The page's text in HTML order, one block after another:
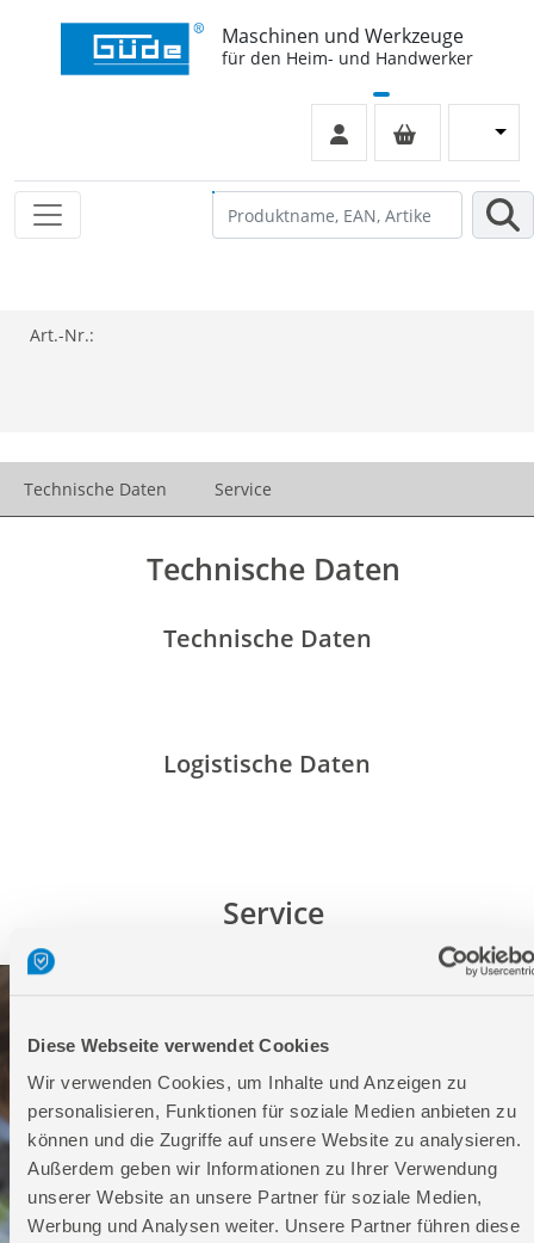
Diese Webseite verwendet Cookies
Wir verwenden Cookies, um Inhalte und Anzeigen zu
personalisieren, Funktionen für soziale Medien anbieten zu
können und die Zugriffe auf unsere Website zu analysieren.
Außerdem geben wir Informationen zu Ihrer Verwendung
unserer Website an unsere Partner für soziale Medien,
Werbung und Analysen weiter. Unsere Partner führen diese
Maschinen und Werkzeuge
für den Heim- und Handwerker
Art.-Nr.:
Technische Daten Service
Technische Daten
Technische Daten
Logistische Daten
Service